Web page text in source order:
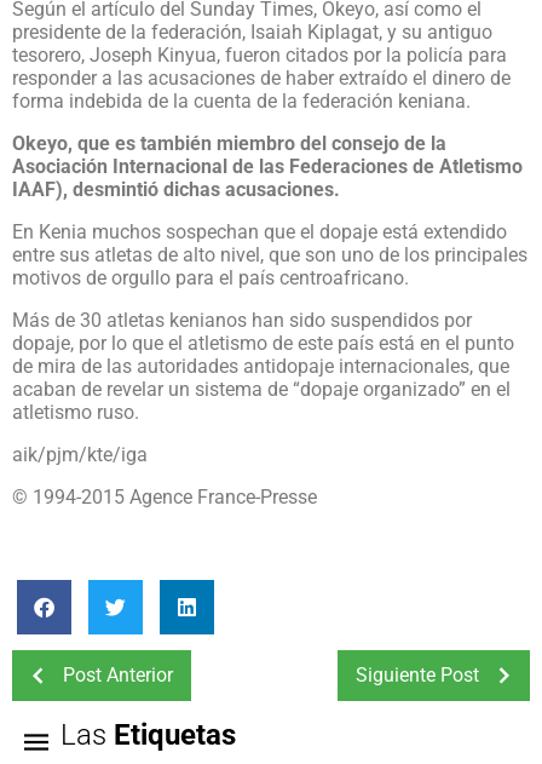
Según el artículo del Sunday Times, Okeyo, así como el
presidente de la federación, Isaiah Kiplagat, y su antiguo
tesorero, Joseph Kinyua, fueron citados por la policía para
responder a las acusaciones de haber extraído el dinero de
forma indebida de la cuenta de la federación keniana.
Okeyo, que es también miembro del consejo de la
Asociación Internacional de las Federaciones de Atletismo
IAAF), desmintió dichas acusaciones.
En Kenia muchos sospechan que el dopaje está extendido
entre sus atletas de alto nivel, que son uno de los principales
motivos de orgullo para el país centroafricano.
Más de 30 atletas kenianos han sido suspendidos por
dopaje, por lo que el atletismo de este país está en el punto
de mira de las autoridades antidopaje internacionales, que
acaban de revelar un sistema de “dopaje organizado” en el
atletismo ruso.
aik/pjm/kte/iga
© 1994-2015 Agence France-Presse
Post Anterior Siguiente Post
Las Etiquetas